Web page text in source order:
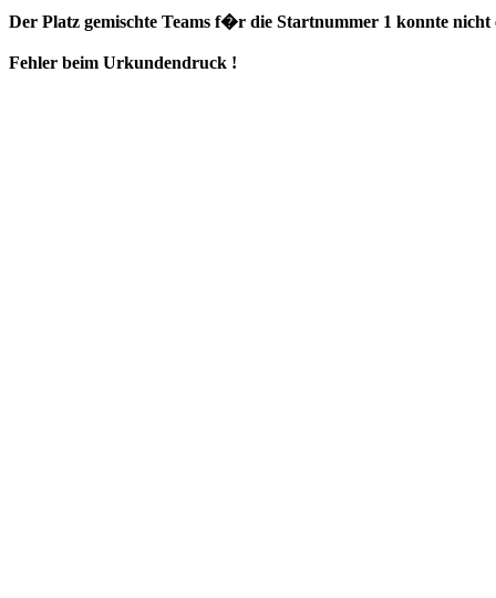
Der Platz gemischte Teams f�r die Startnummer 1 konnte
Fehler beim Urkundendruck !